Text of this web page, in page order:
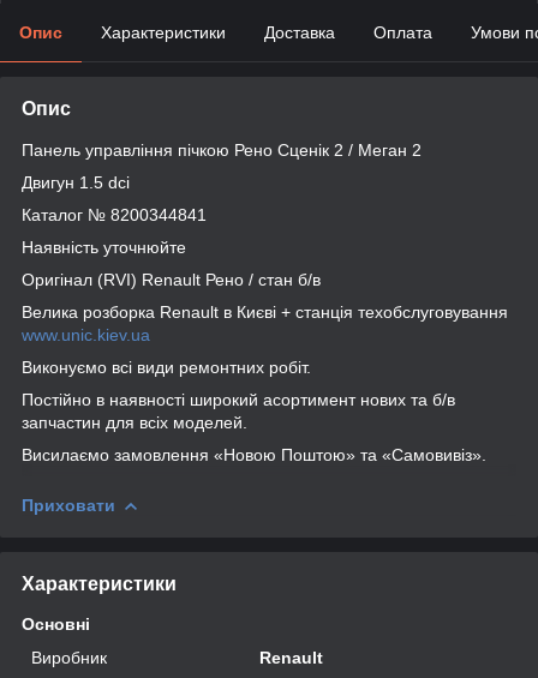
Опис Характеристики Доставка Оплата Умови
Опис
Панель управління пічкою Рено Сценік 2 / Меган 2
Двигун 1.5 dci
Каталог № 8200344841
Наявність уточнюйте
Оригінал (RVI) Renault Рено / стан б/в
Велика розборка Renault в Києві + станція техобслуговування
www.unic.kiev.ua
Виконуємо всі види ремонтних робіт.
Постійно в наявності широкий асортимент нових та б/в
запчастин для всіх моделей.
Висилаємо замовлення «Новою Поштою» та «Самовивіз».
Приховати
Характеристики
Основні
Виробник
Renault